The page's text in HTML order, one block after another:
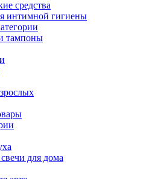
средства
интимной гигиены
тампоны
для дома